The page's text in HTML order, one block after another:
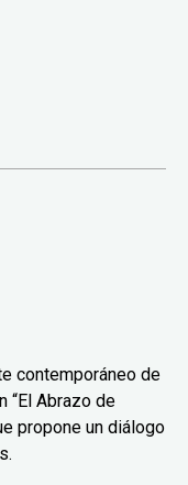
contemporáneo de
“El Abrazo de
propone un diálogo